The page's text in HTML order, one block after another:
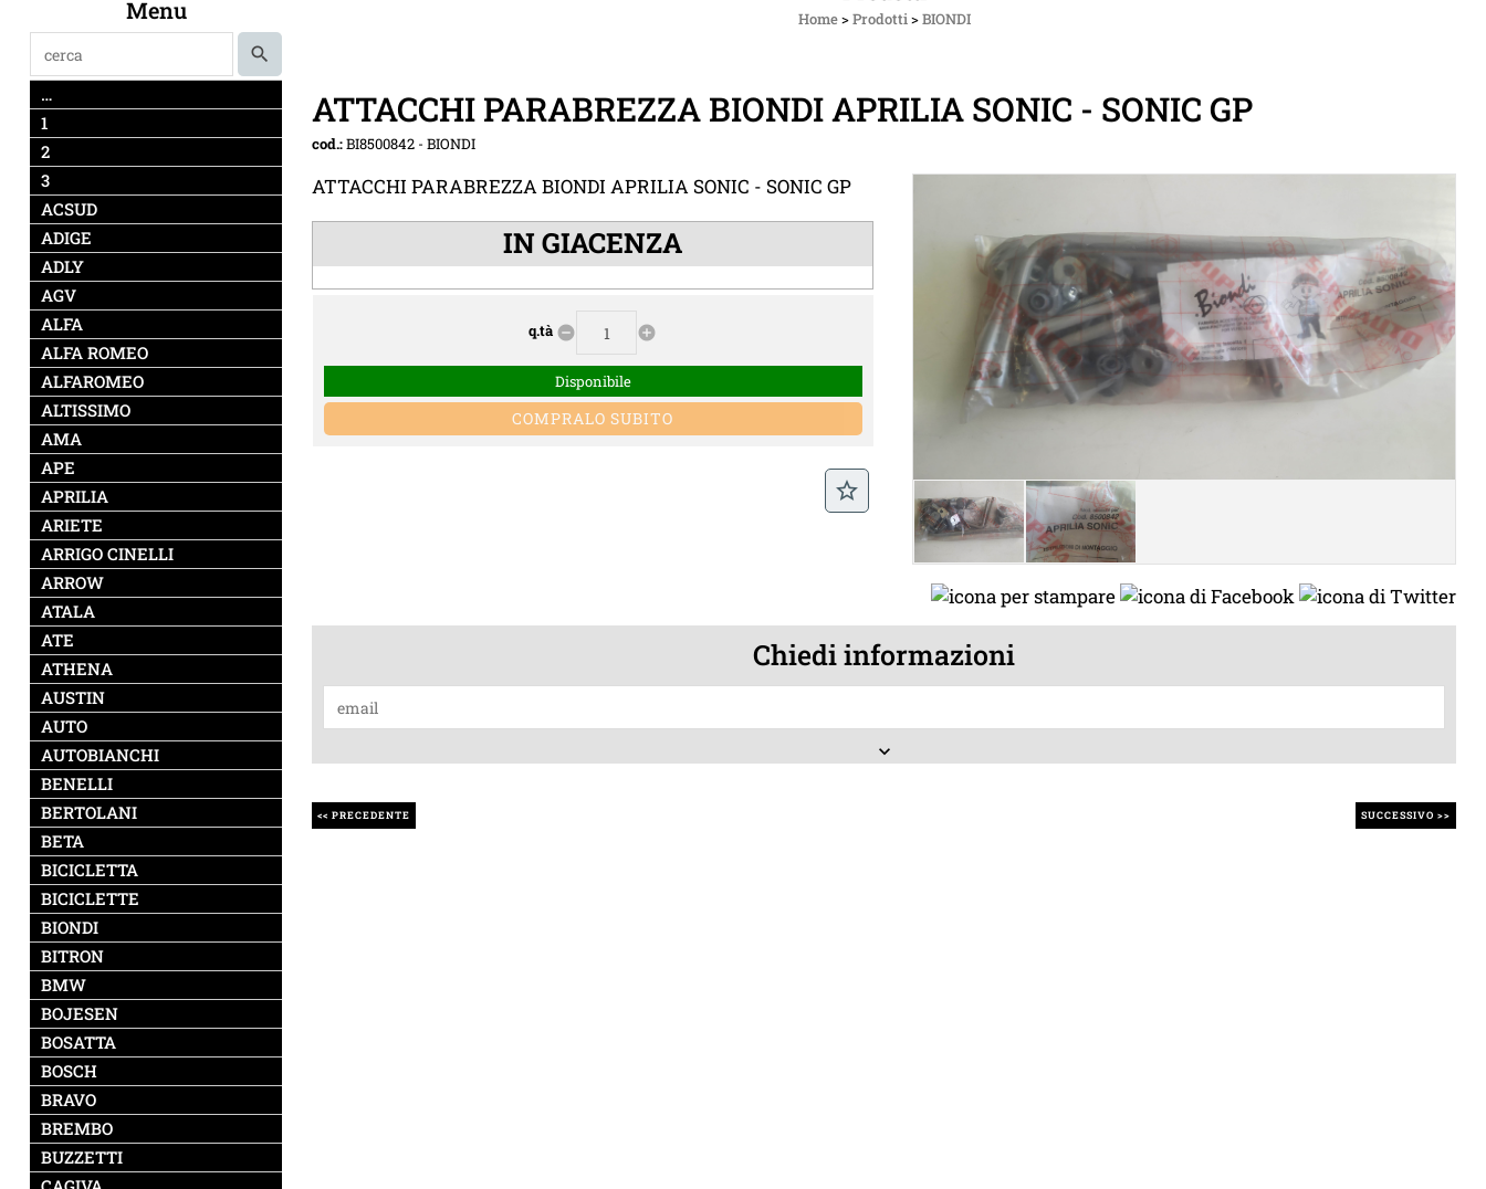
Menu
…
1
2
3
ACSUD
ADIGE
ADLY
AGV
ALFA
ALFA ROMEO
ALFAROMEO
ALTISSIMO
AMA
APE
APRILIA
ARIETE
ARRIGO CINELLI
ARROW
ATALA
ATE
ATHENA
AUSTIN
AUTO
AUTOBIANCHI
BENELLI
BERTOLANI
BETA
BICICLETTA
BICICLETTE
BIONDI
BITRON
BMW
BOJESEN
BOSATTA
BOSCH
BRAVO
BREMBO
BUZZETTI
Home>Prodotti>BIONDI
ATTACCHI PARABREZZA BIONDI APRILIA SONIC - SONIC GP
cod.:BI8500842 -BIONDI
ATTACCHI PARABREZZA BIONDI APRILIA SONIC - SONIC GP
IN GIACENZA
q.tà remove_circle add_circle
Disponibile
star_border
Chiedi informazioni
keyboard_arrow_down
<< PRECEDENTE SUCCESSIVO >>